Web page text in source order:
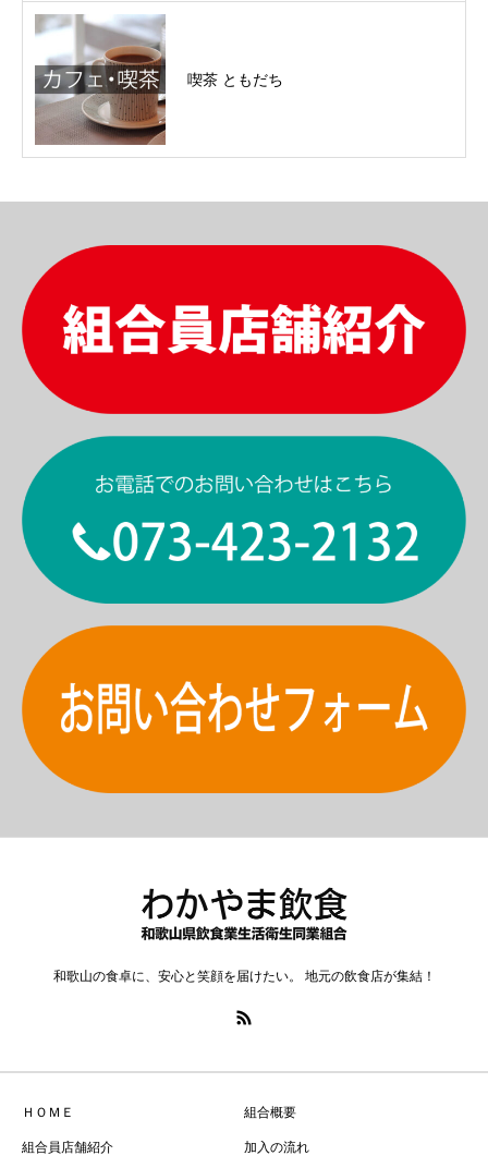
喫茶 ともだち
和歌山の食卓に、安心と笑顔を届けたい。 地元の飲食店が集結！
ＨＯＭＥ 組合概要
組合員店舗紹介 加入の流れ